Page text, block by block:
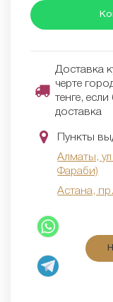
Доставка
черте
тенге,
доставка
Пункты
Алматы,
Фараби)
Астана,